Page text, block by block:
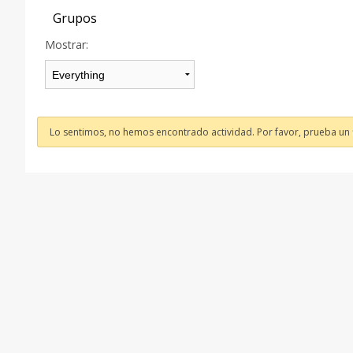
Grupos
Mostrar:
Lo sentimos, no hemos encontrado actividad. Por favor, prueba